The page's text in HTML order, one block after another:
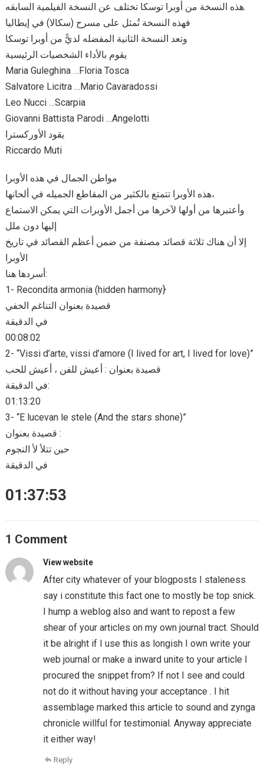
هذه النسخة من أوبرا توسكا تختلف عن النسخة الفيلمية السابقه.
فهذه النسخة تُمثل على مسرح (سكالا) في إيطاليا
وتعد النسخة الثانية المفضله لديًّ من أوبرا توسكا
يقوم بالأداء الشخصيات الرئيسية
Maria Guleghina …Floria Tosca
Salvatore Licitra …Mario Cavaradossi
Leo Nucci …Scarpia
Giovanni Battista Parodi …Angelotti
يقود الأوركسترا
Riccardo Muti
مواطن الجمال في هذه الأوبرا
هذه الأوبرا تتمتع بالكثير من المقاطع الجميله في ألحانها،
وأعتبرها من أولها لآخرها من أجمل الأوبرات التي يمكن الاستماع
إليها دون ملل
إلا أن هناك ثلاثة قصائد مصنفة من ضمن أعظم القصائد في تاريخ
الأوبرا
أسردها هنا:
1- Recondita armonia (hidden harmony}
قصيدة بعنوان التناغم الخفي
في الدقيقة
00:08:02
2- “Vissi d’arte, vissi d’amore (I lived for art, I lived for love)”
قصيدة بعنوان : أعيش للفن ، أعيش للحب
في الدقيقة:
01:13:20
3- “E lucevan le stele (And the stars shone)”
قصيدة بعنوان :
حين تتلأ لأ النجوم
في الدقيقة
01:37:53
1 Comment
View website
After city whatever of your blogposts I staleness
say i constitute this fact one to mostly be top snick.
I hump a weblog also and want to repost a few
shear of your articles on my own journal tract. Should
it be alright if I use this as longish I own write your
web journal or make a inward unite to your article I
procured the snippet from? If not I see and could
not do it without having your acceptance . I hit
assemblage marked this article to sound and zynga
chronicle willful for testimonial. Anyway appreciate
it either way!
Reply